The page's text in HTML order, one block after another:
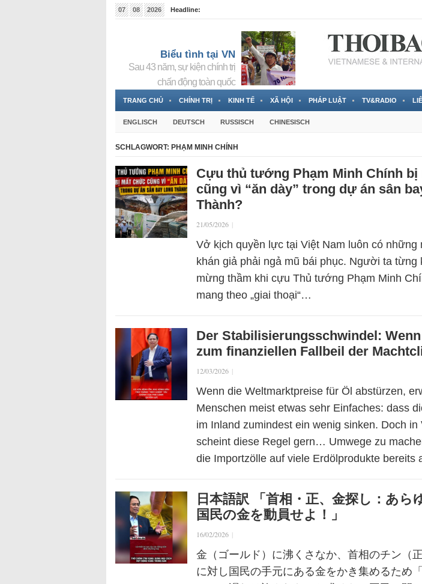
07 08 2026
Headline:
Biểu tình tại VN
Sau 43 năm, sự kiện chính trị
chấn động toàn quốc
TRANG CHỦ CHÍNH TRỊ KINH TẾ XÃ HỘI PHÁP LUẬT TV&RADIO
ENGLISCH DEUTSCH RUSSISCH CHINESISCH
SCHLAGWORT: PHẠM MINH CHÍNH
Cựu thủ tướng Phạm Minh Chính
cũng vì “ăn dày” trong dự án sân
Thành?
21/05/2026 |
Vở kịch quyền lực tại Việt Nam luôn có những
khán giả phải ngả mũ bái phục. Người ta từng
mừng thầm khi cựu Thủ tướng Phạm Minh
mang theo „giai thoại“…
Der Stabilisierungsschwindel:
zum finanziellen Fallbeil der
12/03/2026 |
Wenn die Weltmarktpreise für Öl abstürzen,
Menschen meist etwas sehr Einfaches: dass
im Inland zumindest ein wenig sinken. Doch in
scheint diese Regel gern… Umwege zu
die Importzölle auf viele Erdölprodukte bereits
日本語訳 「首相・正、金探し：あら
国民の金を動員せよ！」
16/02/2026 |
金（ゴールド）に沸くさなか、首相のチン（
に対し国民の手元にある金をかき集めるため